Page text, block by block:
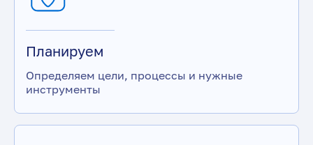
Планируем
Определяем цели, процессы и нужные
инструменты